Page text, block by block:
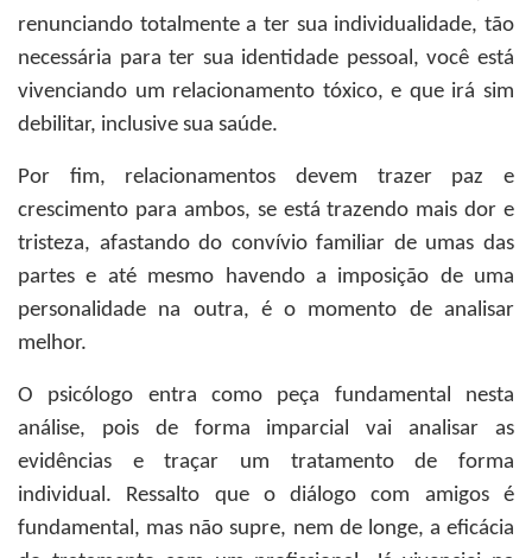
renunciando totalmente a ter sua individualidade, tão
necessária para ter sua identidade pessoal, você está
vivenciando um relacionamento tóxico, e que irá sim
debilitar, inclusive sua saúde.
Por fim, relacionamentos devem trazer paz e
crescimento para ambos, se está trazendo mais dor e
tristeza, afastando do convívio familiar de umas das
partes e até mesmo havendo a imposição de uma
personalidade na outra, é o momento de analisar
melhor.
O psicólogo entra como peça fundamental nesta
análise, pois de forma imparcial vai analisar as
evidências e traçar um tratamento de forma
individual. Ressalto que o diálogo com amigos é
fundamental, mas não supre, nem de longe, a eficácia